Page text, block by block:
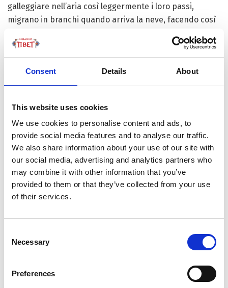
Consent Details About
This website uses cookies
We use cookies to personalise content and ads, to
provide social media features and to analyse our traffic.
We also share information about your use of our site with
our social media, advertising and analytics partners who
may combine it with other information that you’ve
provided to them or that they’ve collected from your use
of their services.
Selection
Necessary
Preferences
galleggiare nell’aria così leggermente i loro passi,
migrano in branchi quando arriva la neve, facendo così
selvaggia. La Riserva Naturale Hoh Xil è il principale
terreno di pascolo per le antilopi tibetane, essenziale
per mantenere la loro rotta migratoria. Questo percorso
tra i tratti superiori dei tre fiumi sopra menzionati e la
nella regione, promuovendo così la migrazione
ininterrotta delle antilopi tibetane. Ogni anno, a partire
da maggio, decine di migliaia di antilopi tibetane dello
Xinjiang, del Tibet e del Qinghai viaggiano verso il lago
Zonag nella zona di Hoh Xil per dare alla luce i loro
piccoli. Ad agosto, le antilopi femmina partono con la
prole e completano il processo di migrazione. Ma
riferimento fanno affidamento le antilopi tibetane per
trovare la loro strada? Queste domande rimangono
avvolte nel mistero…
Nel 1995, il governo provinciale del Qinghai ha istituito
una riserva naturale a livello provinciale per proteggere